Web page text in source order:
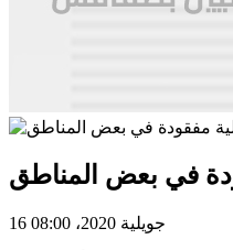
في بعض المناطق
16 جويلية 2020، 08:00